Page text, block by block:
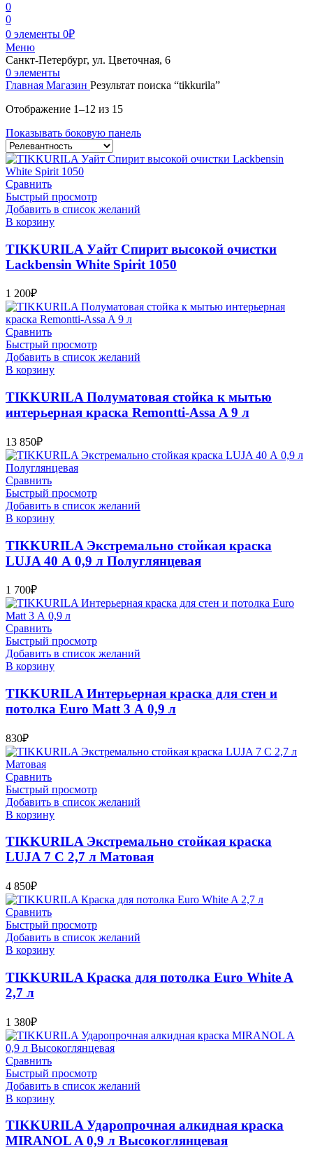
0
0
0 элементы 0₽
Меню
Санкт-Петербург, ул. Цветочная, 6
0 элементы
Главная Магазин Результат поиска “tikkurila”
Отображение 1–12 из 15
Показывать боковую панель
Сравнить
Быстрый просмотр
Добавить в список желаний
В корзину
TIKKURILA Уайт Спирит высокой очистки
Lackbensin White Spirit 1050
1 200₽
Сравнить
Быстрый просмотр
Добавить в список желаний
В корзину
TIKKURILA Полуматовая стойка к мытью
интерьерная краска Remontti-Assa A 9 л
13 850₽
Сравнить
Быстрый просмотр
Добавить в список желаний
В корзину
TIKKURILA Экстремально стойкая краска
LUJA 40 А 0,9 л Полуглянцевая
1 700₽
Сравнить
Быстрый просмотр
Добавить в список желаний
В корзину
TIKKURILA Интерьерная краска для стен и
потолка Euro Matt 3 А 0,9 л
830₽
Сравнить
Быстрый просмотр
Добавить в список желаний
В корзину
TIKKURILA Экстремально стойкая краска
LUJA 7 C 2,7 л Матовая
4 850₽
Сравнить
Быстрый просмотр
Добавить в список желаний
В корзину
TIKKURILA Краска для потолка Euro White A
2,7 л
1 380₽
Сравнить
Быстрый просмотр
Добавить в список желаний
В корзину
TIKKURILA Ударопрочная алкидная краска
MIRANOL A 0,9 л Высокоглянцевая